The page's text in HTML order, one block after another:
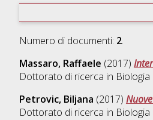
Numero di documenti: 2.
Massaro, Raffaele (2017)
Dottorato di ricerca in
Petrovic, Biljana (2017)
Dottorato di ricerca in